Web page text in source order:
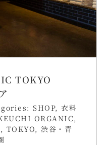
TOKYO
SHOP, 衣料
ORGANIC,
, TOKYO, 渋谷・青